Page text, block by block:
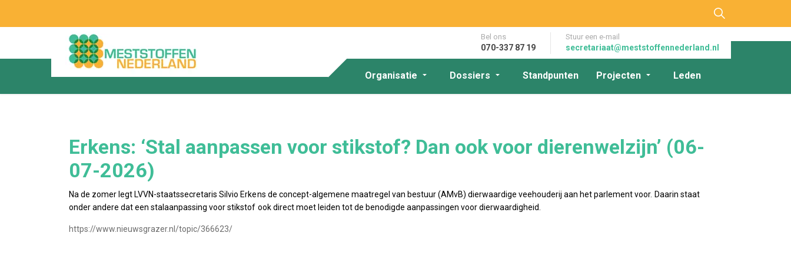
Bel ons
070-337 87 19
Stuur een e-mail
secretariaat@meststoffennederland.nl
Organisatie Dossiers Standpunten Projecten Leden
Erkens: ‘Stal aanpassen voor stikstof? Dan ook voor dierenwelzijn’ (06-
07-2026)
Na de zomer legt LVVN-staatssecretaris Silvio Erkens de concept-algemene maatregel van bestuur (AMvB) dierwaardige veehouderij aan het parlement voor. Daarin staat
onder andere dat een stalaanpassing voor stikstof ook direct moet leiden tot de benodigde aanpassingen voor dierwaardigheid.
https://www.nieuwsgrazer.nl/topic/366623/